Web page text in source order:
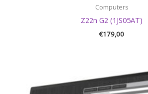
Computers
Z22n G2 (1JS05AT)
€179,00